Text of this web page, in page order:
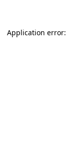
Application